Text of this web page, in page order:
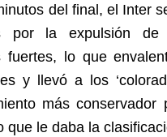
del final, el Inter
por la expulsión
fuertes, lo que
y llevó a los
más conservador
que le daba la